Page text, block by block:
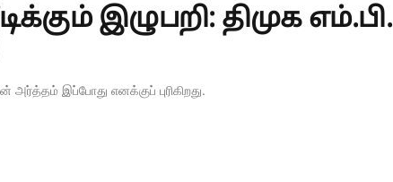
இழுபறி: திமுக எம்.பி.
இப்போது எனக்குப் புரிகிறது.